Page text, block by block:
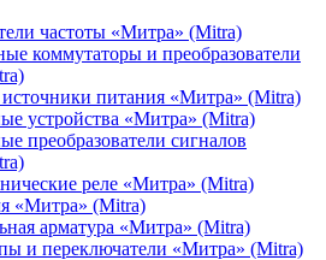
частоты «Митра» (Mitra)
коммутаторы и преобразователи
питания «Митра» (Mitra)
устройства «Митра» (Mitra)
преобразователи сигналов
реле «Митра» (Mitra)
«Митра» (Mitra)
арматура «Митра» (Mitra)
и переключатели «Митра» (Mitra)